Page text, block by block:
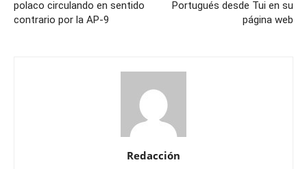
polaco circulando en sentido
contrario por la AP-9
Portugués desde Tui en su
página web
Redacción